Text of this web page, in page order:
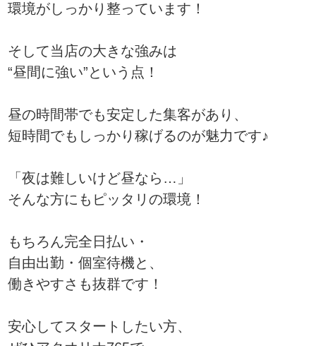
環境がしっかり整っています！
そして当店の大きな強みは
“昼間に強い”という点！
昼の時間帯でも安定した集客があり、
短時間でもしっかり稼げるのが魅力です♪
「夜は難しいけど昼なら…」
そんな方にもピッタリの環境！
もちろん完全日払い・
自由出勤・個室待機と、
働きやすさも抜群です！
安心してスタートしたい方、